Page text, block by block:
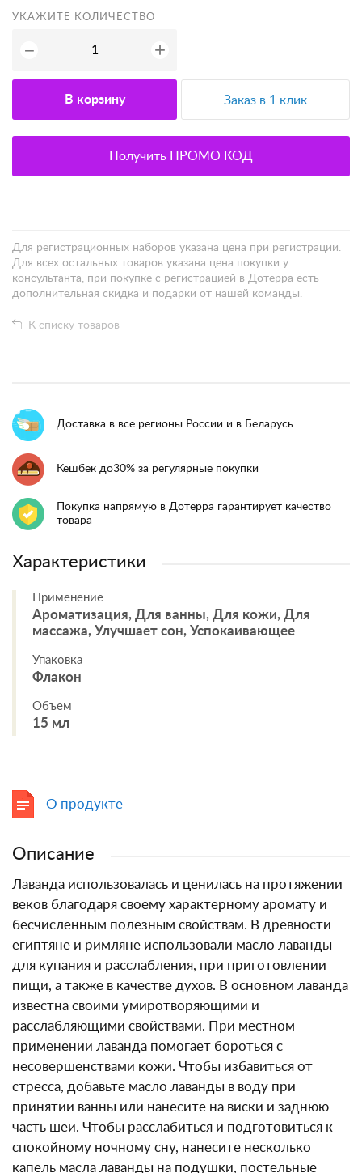
УКАЖИТЕ КОЛИЧЕСТВО
− +
В корзину Заказ в 1 клик
Получить ПРОМО КОД
Для регистрационных наборов указана цена при регистрации.
Для всех остальных товаров указана цена покупки у
консультанта, при покупке с регистрацией в Дотерра есть
дополнительная скидка и подарки от нашей команды.
К списку товаров
Доставка в все регионы России и в Беларусь
Кешбек до30% за регулярные покупки
Покупка напрямую в Дотерра гарантирует качество
товара
Характеристики
Применение
Ароматизация, Для ванны, Для кожи, Для
массажа, Улучшает сон, Успокаивающее
Упаковка
Флакон
Объем
15 мл
О продукте
Описание
Лаванда использовалась и ценилась на протяжении
веков благодаря своему характерному аромату и
бесчисленным полезным свойствам. В древности
египтяне и римляне использовали масло лаванды
для купания и расслабления, при приготовлении
пищи, а также в качестве духов. В основном лаванда
известна своими умиротворяющими и
расслабляющими свойствами. При местном
применении лаванда помогает бороться с
несовершенствами кожи. Чтобы избавиться от
стресса, добавьте масло лаванды в воду при
принятии ванны или нанесите на виски и заднюю
часть шеи. Чтобы расслабиться и подготовиться к
спокойному ночному сну, нанесите несколько
капель масла лаванды на подушки, постельные